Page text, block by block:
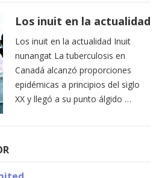
Los inuit en la actualidad
Los inuit en la actualidad Inuit
nunangat La tuberculosis en
Canadá alcanzó proporciones
epidémicas a principios del siglo
XX y llegó a su punto álgido …